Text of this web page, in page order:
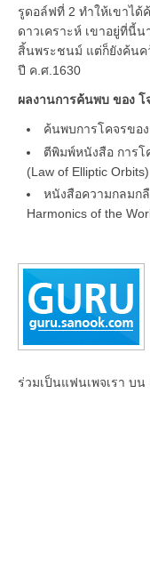
รูดอล์ฟที่ 2 ทำให้เขาได้
ดาวเคราะห์ เขาอยู่ที่นี้
สิ้นพระชนม์ แต่ก็ยังค้นค
ปี ค.ศ.1630
ผลงานการค้นพบ ของ โ
ค้นพบการโคจรขอ
ตีพิมพ์หนังสือ การโ
(Law of Elliptic Orbits)
หนังสือความกลมก
Harmonics of the
ร่วมเป็นแฟนเพจเรา บน